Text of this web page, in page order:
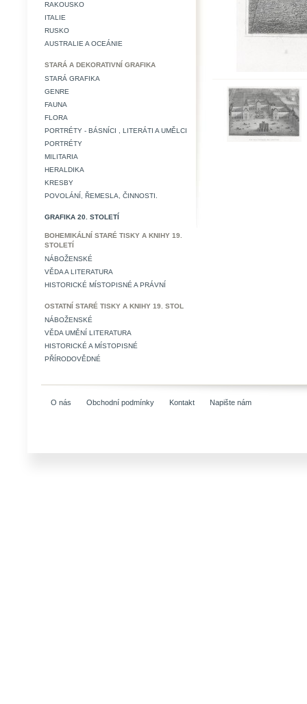
RAKOUSKO
ITALIE
RUSKO
AUSTRALIE A OCEÁNIE
STARÁ A DEKORATIVNÍ GRAFIKA
STARÁ GRAFIKA
GENRE
FAUNA
FLORA
PORTRÉTY - BÁSNÍCI , LITERÁTI A UMĚLCI
PORTRÉTY
MILITARIA
HERALDIKA
KRESBY
POVOLÁNÍ, ŘEMESLA, ČINNOSTI.
GRAFIKA 20. STOLETÍ
BOHEMIKÁLNÍ STARÉ TISKY A KNIHY 19.
STOLETÍ
NÁBOŽENSKÉ
VĚDA A LITERATURA
HISTORICKÉ MÍSTOPISNÉ A PRÁVNÍ
OSTATNÍ STARÉ TISKY A KNIHY 19. STOL
NÁBOŽENSKÉ
VĚDA UMĚNÍ LITERATURA
HISTORICKÉ A MÍSTOPISNÉ
PŘÍRODOVĚDNÉ
O nás Obchodní podmínky Kontakt Napište nám